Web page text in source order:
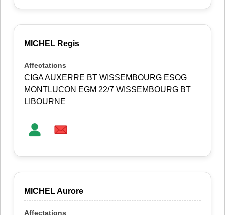
MICHEL Regis
CIGA AUXERRE BT WISSEMBOURG ESOG
MONTLUCON EGM 22/7 WISSEMBOURG BT
LIBOURNE
MICHEL Aurore